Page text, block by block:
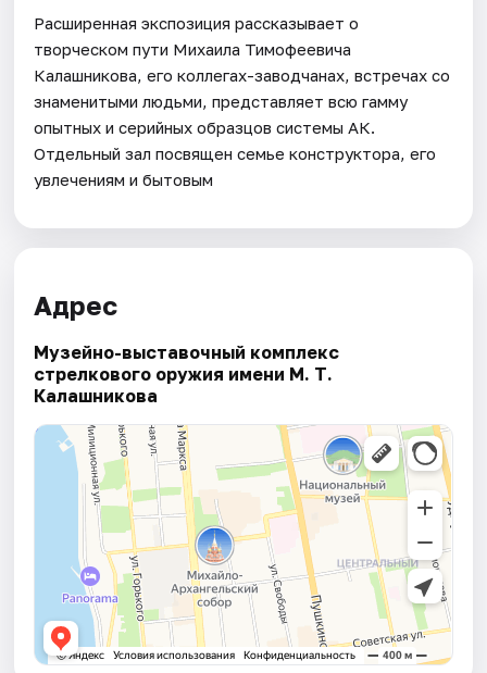
Расширенная экспозиция рассказывает о
творческом пути Михаила Тимофеевича
Калашникова, его коллегах-заводчанах, встречах со
знаменитыми людьми, представляет всю гамму
опытных и серийных образцов системы АК.
Отдельный зал посвящен семье конструктора, его
увлечениям и бытовым
Адрес
Музейно-выставочный комплекс
стрелкового оружия имени М. Т.
Калашникова